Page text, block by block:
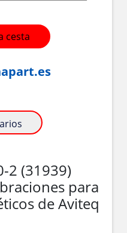
cesta
2 (31939)
para
de Aviteq